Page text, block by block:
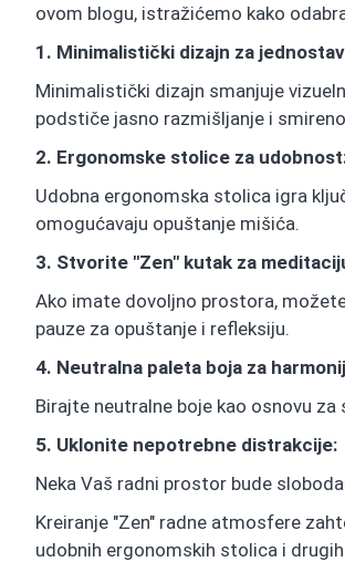
ovom blogu, istražićemo kako
1. Minimalistički dizajn za
Minimalistički dizajn smanjuje
podstiče jasno razmišljanje i
2. Ergonomske stolice za
Udobna ergonomska stolica igra
omogućavaju opuštanje mišića.
3. Stvorite "Zen" kutak za
Ako imate dovoljno prostora,
pauze za opuštanje i refleksiju.
4. Neutralna paleta boja za
Birajte neutralne boje kao osnovu
5. Uklonite nepotrebne distrakcije:
Neka Vaš radni prostor bude
Kreiranje "Zen" radne atmosfere
udobnih ergonomskih stolica i